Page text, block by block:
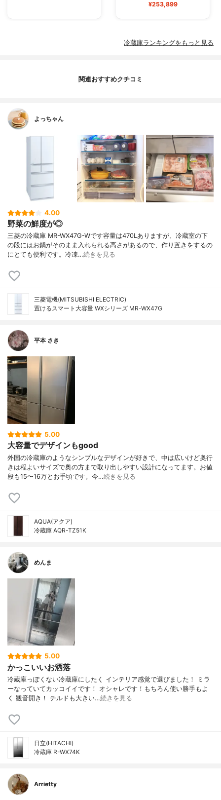
¥253,899
冷蔵庫ランキングをもっと見る
関連おすすめクチコミ
よっちゃん
4.00
野菜の鮮度が◎
三菱の冷蔵庫 MR-WX47G-Wです容量は470Lありますが、冷蔵室の下
の段にはお鍋がそのまま入れられる高さがあるので、作り置きをするの
にとても便利です。冷凍…続きを見る
三菱電機(MITSUBISHI ELECTRIC)
置けるスマート大容量 WXシリーズ MR-WX47G
平本 さき
5.00
大容量でデザインもgood
外国の冷蔵庫のようなシンプルなデザインが好きで、中は広いけど奥行
きは程よいサイズで奥の方まで取り出しやすい設計になってます。お値
段も15〜16万とお手頃です。今…続きを見る
AQUA(アクア)
冷蔵庫 AQR-TZ51K
めんま
5.00
かっこいいお洒落
冷蔵庫っぽくない冷蔵庫にしたく インテリア感覚で選びました！ ミラ
ーなっていてカッコイイです！ オシャレです！もちろん使い勝手もよ
く 観音開き！ チルドも大きい…続きを見る
日立(HITACHI)
冷蔵庫 R-WX74K
Arrietty